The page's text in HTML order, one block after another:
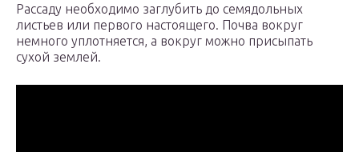
Рассаду необходимо заглубить до семядольных
листьев или первого настоящего. Почва вокруг
немного уплотняется, а вокруг можно присыпать
сухой землей.